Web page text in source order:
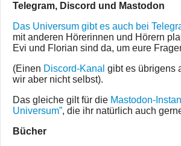
Telegram, Discord und Mastodon
Das Universum gibt es auch bei
mit anderen Hörerinnen und Hörern
Evi und Florian sind da, um eure
(Einen Discord-Kanal gibt es übrigens
wir aber nicht selbst).
Das gleiche gilt für die Mastodon-
Universum”, die ihr natürlich auch
Bücher